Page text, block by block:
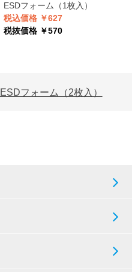
ESDフォーム（1枚入）
税込価格 ￥627
税抜価格 ￥570
ESDフォーム（2枚入）